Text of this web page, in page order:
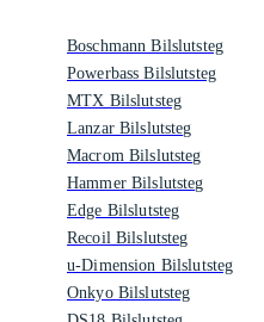
Boschmann Bilslutsteg
Powerbass Bilslutsteg
MTX Bilslutsteg
Lanzar Bilslutsteg
Macrom Bilslutsteg
Hammer Bilslutsteg
Edge Bilslutsteg
Recoil Bilslutsteg
u-Dimension Bilslutsteg
Onkyo Bilslutsteg